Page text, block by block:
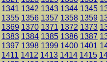
1341 1342 1343 1344 1345
1355 1356 1357 1358 1359
1369 1370 1371 1372 1373
1383 1384 1385 1386 1387
1397 1398 1399 1400 1401
1411 1412 1413 1414 1415